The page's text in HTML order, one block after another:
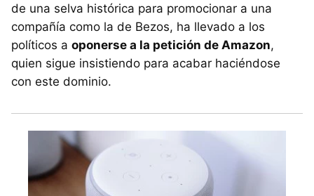
de una selva histórica para promocionar a una
compañía como la de Bezos, ha llevado a los
políticos a oponerse a la petición de Amazon,
quien sigue insistiendo para acabar haciéndose
con este dominio.